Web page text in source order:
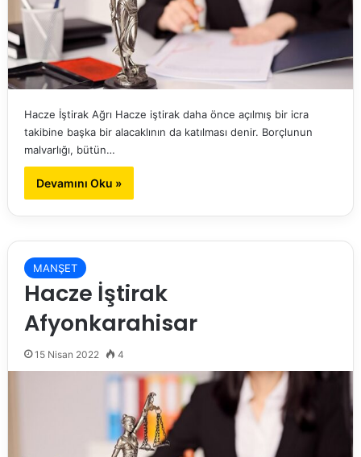
Hacze İştirak Ağrı Hacze iştirak daha önce açılmış bir icra
takibine başka bir alacaklının da katılması denir. Borçlunun
malvarlığı, bütün…
Devamını Oku »
MANŞET
Hacze İştirak
Afyonkarahisar
15 Nisan 2022 4